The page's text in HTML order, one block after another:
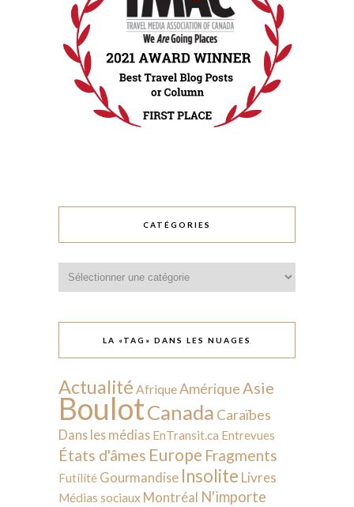
CATÉGORIES
LA «TAG» DANS LES NUAGES
Actualité AfriqueAmériqueAsie
BoulotCanada Caraïbes
Dans les médias EnTransit.ca Entrevues
États d'âmes Europe Fragments
Futilité Gourmandise Insolite Livres
Médias sociaux Montréal N'importe